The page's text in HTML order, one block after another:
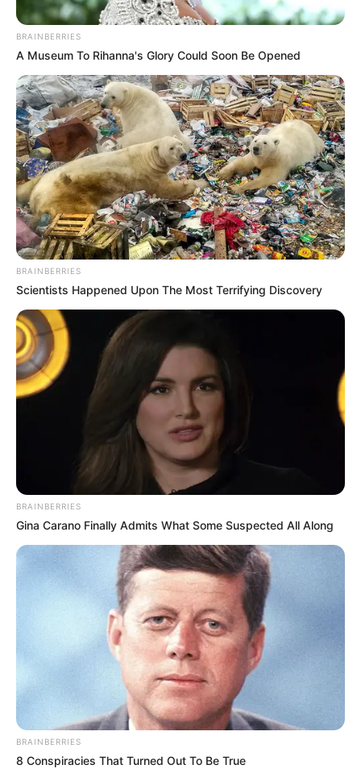
MENORES DE EDAD
Investigan presunto caso de maltrato
infantil: dos niños eran dejados en una
ventana como castigo en Santa Rosa
SAHAGÚN
Tomás Oviedo, el abogado
falleció en Sahagún,
Córdoba
COMISARÍA DE FAMILIA
Sin salir de su barrio: el
cronograma de atención
gratuita de la Comisaría
Móvil de Cartagena en
julio
Fico abrió nueva comisaría
24 horas en el sur de
Medellín: atenderá
violencia familiar y
protegerá a menores
POLICÍA METROPOLITANA
DEL VALLE DE ABURRÁ
Caso en La Francia,
Medellín: así fue el
operativo para poner a
sola en una vivienda
BRAINBERRIES
A Museum To Rihanna's Glory Could Soon Be Opened
BRAINBERRIES
Scientists Happened Upon The Most Terrifying Discovery
BRAINBERRIES
Gina Carano Finally Admits What Some Suspected All Along
BRAINBERRIES
8 Conspiracies That Turned Out To Be True